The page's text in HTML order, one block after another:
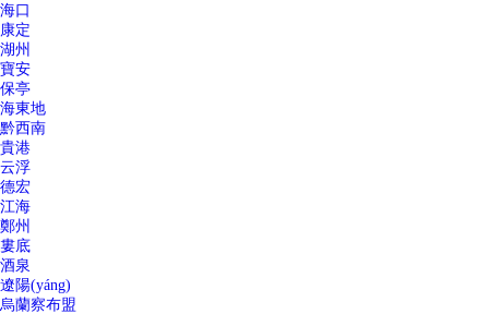
海口
康定
湖州
寶安
保亭
海東地
黔西南
貴港
云浮
德宏
江海
鄭州
婁底
酒泉
遼陽(yáng)
烏蘭察布盟